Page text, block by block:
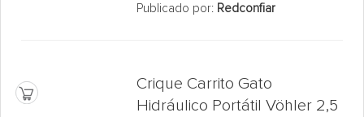
Publicado por: Redconfiar
Crique Carrito Gato
Hidráulico Portátil Vöhler 2,5